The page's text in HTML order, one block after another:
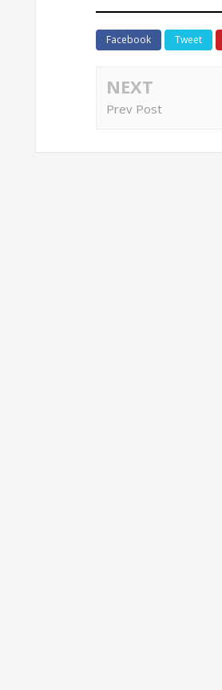
Facebook Tweet
NEXT
Prev Post